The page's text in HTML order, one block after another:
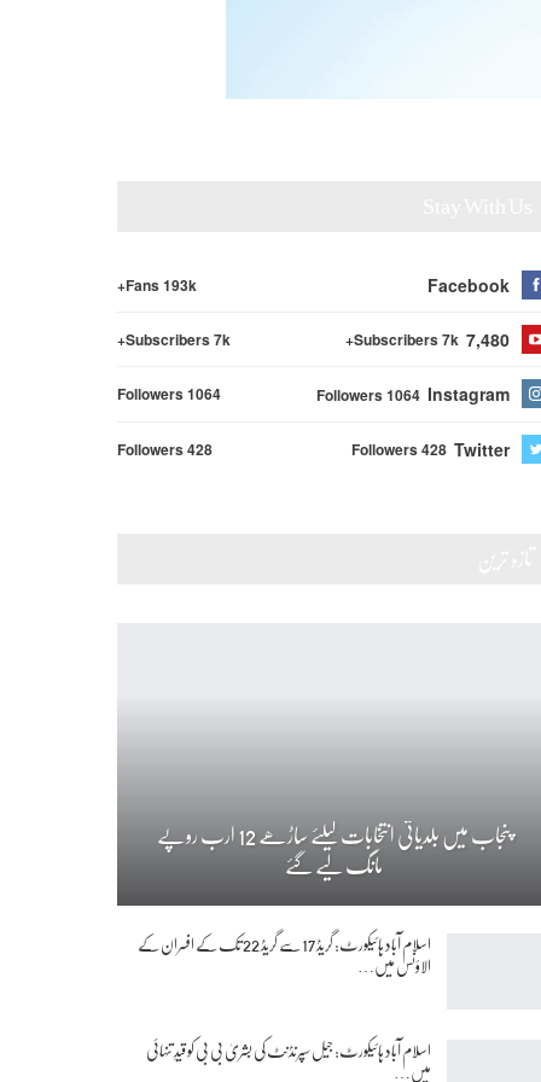
Facebook
Fans 193k+
7,480
Subscribers 7k+
Subscribers 7k+
Instagram
Followers 1064
Followers 1064
Twitter
Followers 428
Followers 428
پنجاب میں بلدیاتی انتخابات کیلئے ساڑھے 12 ارب روپے
مانگ لیے گئے
اسلام آباد ہائیکورٹ: گریڈ 17 سے گریڈ 22 تک کے افسران کے
الاؤنس میں…
اسلام آباد ہائیکورٹ: جیل سپرنڈنٹ کی بشریٰ بی بی کو قیدِ تنہائی
میں…